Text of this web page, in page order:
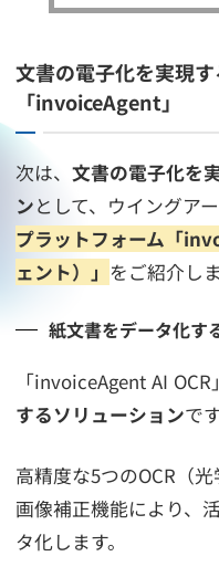
文書の電子化を実現
「invoiceAgent」
次は、 文書の電子化を
ンとして、ウイングア
プラットフォーム「
ェント）」 をご紹介しま
紙文書をデータ化す
「invoiceAgent AI OCR
するソリューションです
高精度な5つのOCR（
画像補正機能により、
タ化します。